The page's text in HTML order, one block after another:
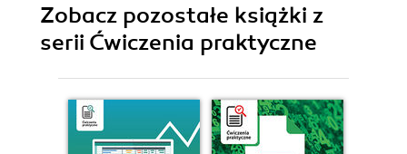
Zobacz pozostałe książki z
serii Ćwiczenia praktyczne